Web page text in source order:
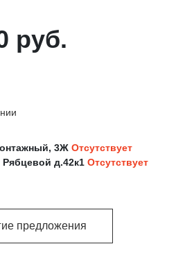
руб.
3Ж Отсутствует
д.42к1 Отсутствует
предложения